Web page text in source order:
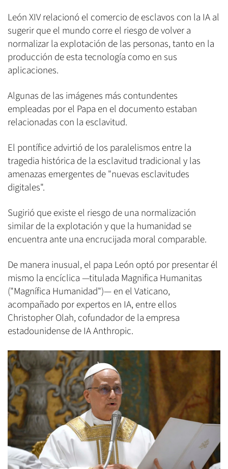
León XIV relacionó el comercio de esclavos con la IA al
sugerir que el mundo corre el riesgo de volver a
normalizar la explotación de las personas, tanto en la
producción de esta tecnología como en sus
aplicaciones.
Algunas de las imágenes más contundentes
empleadas por el Papa en el documento estaban
relacionadas con la esclavitud.
El pontífice advirtió de los paralelismos entre la
tragedia histórica de la esclavitud tradicional y las
amenazas emergentes de "nuevas esclavitudes
digitales".
Sugirió que existe el riesgo de una normalización
similar de la explotación y que la humanidad se
encuentra ante una encrucijada moral comparable.
De manera inusual, el papa León optó por presentar él
mismo la encíclica —titulada Magnifica Humanitas
("Magnífica Humanidad")— en el Vaticano,
acompañado por expertos en IA, entre ellos
Christopher Olah, cofundador de la empresa
estadounidense de IA Anthropic.